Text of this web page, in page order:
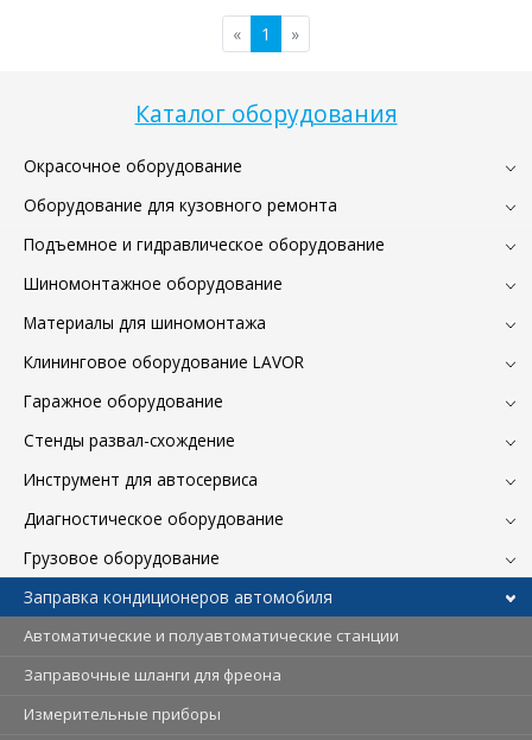
Каталог оборудования
Окрасочное оборудование
Оборудование для кузовного ремонта
Подъемное и гидравлическое оборудование
Шиномонтажное оборудование
Материалы для шиномонтажа
Клининговое оборудование LAVOR
Гаражное оборудование
Стенды развал-схождение
Инструмент для автосервиса
Диагностическое оборудование
Грузовое оборудование
Заправка кондиционеров автомобиля
Автоматические и полуавтоматические станции
Заправочные шланги для фреона
Измерительные приборы
« 1 »